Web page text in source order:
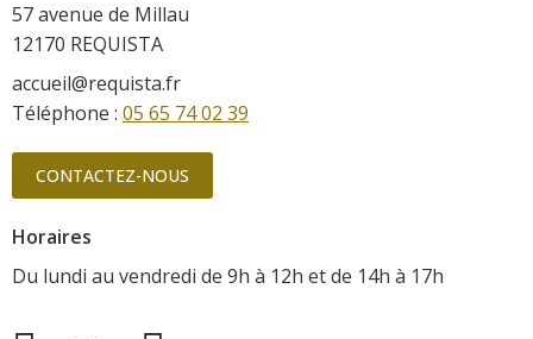
57 avenue de Millau
12170 REQUISTA
accueil@requista.fr
Téléphone : 05 65 74 02 39
CONTACTEZ-NOUS
Horaires
Du lundi au vendredi de 9h à 12h et de 14h à 17h